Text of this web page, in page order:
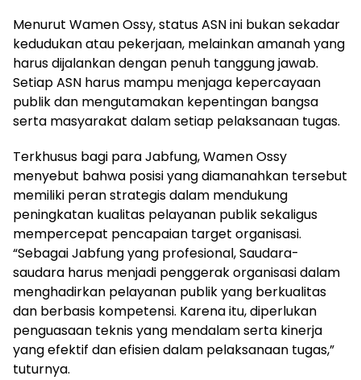
Menurut Wamen Ossy, status ASN ini bukan sekadar
kedudukan atau pekerjaan, melainkan amanah yang
harus dijalankan dengan penuh tanggung jawab.
Setiap ASN harus mampu menjaga kepercayaan
publik dan mengutamakan kepentingan bangsa
serta masyarakat dalam setiap pelaksanaan tugas.
Terkhusus bagi para Jabfung, Wamen Ossy
menyebut bahwa posisi yang diamanahkan tersebut
memiliki peran strategis dalam mendukung
peningkatan kualitas pelayanan publik sekaligus
mempercepat pencapaian target organisasi.
“Sebagai Jabfung yang profesional, Saudara-
saudara harus menjadi penggerak organisasi dalam
menghadirkan pelayanan publik yang berkualitas
dan berbasis kompetensi. Karena itu, diperlukan
penguasaan teknis yang mendalam serta kinerja
yang efektif dan efisien dalam pelaksanaan tugas,”
tuturnya.